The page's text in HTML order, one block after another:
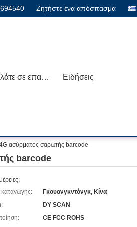
Ζητήστε ένα απόσπασμα
Μας ελάτε σε επαφή με Ειδήσεις
ασύρματος σαρωτής barcode
barcode
Γκουανγκντόνγκ, Κίνα
DY SCAN
CE FCC ROHS